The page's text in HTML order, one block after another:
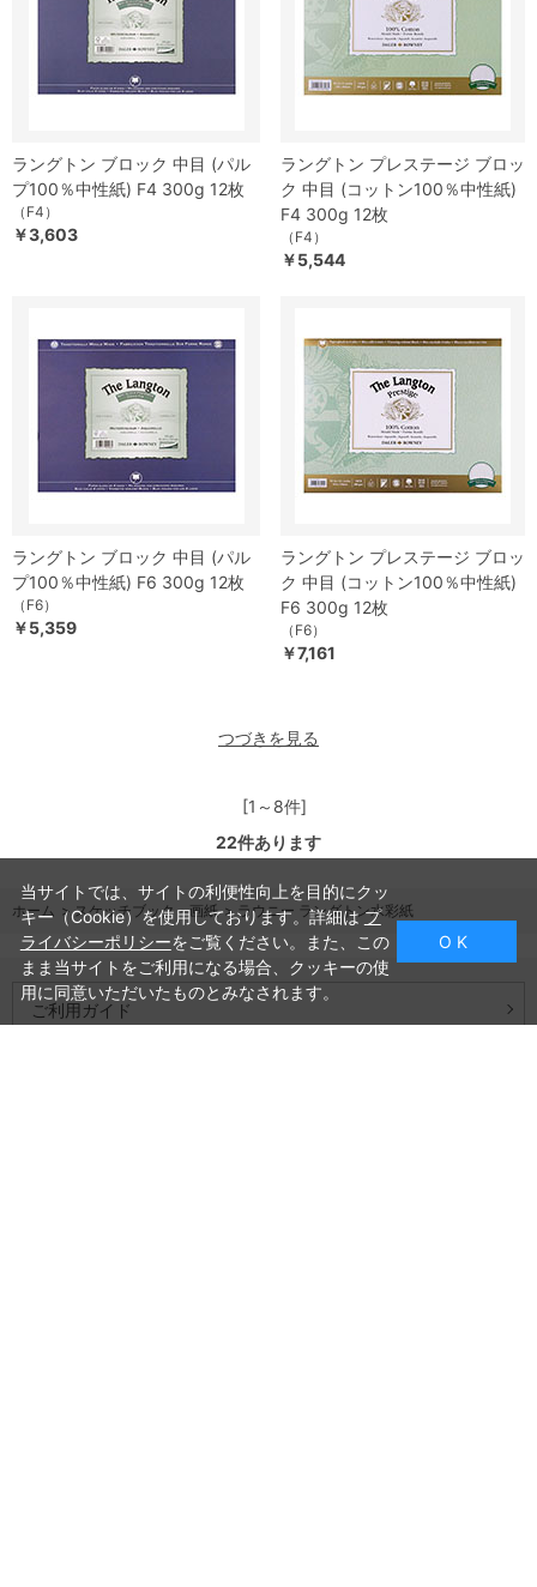
ラングトン ブロック 中目 (パル
プ100％中性紙) F4 300g 12枚
（F4）
￥3,603
ラングトン プレステージ ブロッ
ク 中目 (コットン100％中性紙)
F4 300g 12枚
（F4）
￥5,544
ラングトン ブロック 中目 (パル
プ100％中性紙) F6 300g 12枚
（F6）
￥5,359
ラングトン プレステージ ブロッ
ク 中目 (コットン100％中性紙)
F6 300g 12枚
（F6）
￥7,161
つづきを見る
[1～8件]
22件あります
ホーム >スケッチブック・画紙 >ラウニー ラングトン水彩紙
ご利用ガイド
当サイトでは、サイトの利便性向上を目的にクッ
キー（Cookie）を使用しております。詳細はプ
ライバシーポリシーをご覧ください。また、この
まま当サイトをご利用になる場合、クッキーの使
用に同意いただいたものとみなされます。
O K